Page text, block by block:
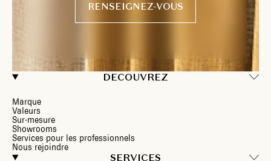
DECOUVREZ
Marque
Valeurs
Sur-mesure
Showrooms
Services pour les professionnels
Nous rejoindre
SERVICES
RENSEIGNEZ-VOUS